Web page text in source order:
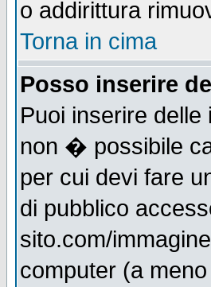
o addirittura
Torna in cima
Posso inserire
Puoi inserire
non � possibile
per cui devi fare
di pubblico
sito.com/
computer (a